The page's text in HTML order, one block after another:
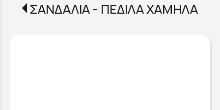
ΣΑΝΔΑΛΙΑ - ΠΕΔΙΛΑ ΧΑΜΗΛΑ